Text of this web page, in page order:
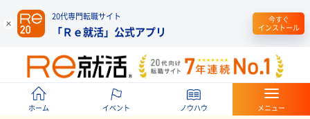
20代専門転職サイト
「Ｒｅ就活」公式アプリ
今すぐ
インストール
ホーム イベント ノウハウ メニュー